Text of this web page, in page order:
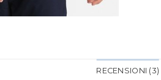
RECENSIONI (3)